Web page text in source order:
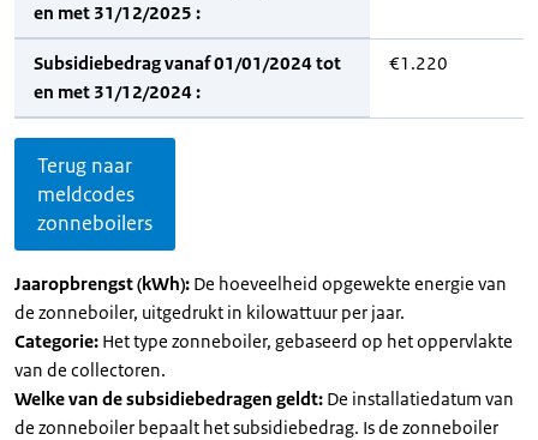
en met 31/12/2025 :
Subsidiebedrag vanaf 01/01/2024 tot
en met 31/12/2024 :
€1.220
Terug naar
meldcodes
zonneboilers
Jaaropbrengst (kWh): De hoeveelheid opgewekte energie van
de zonneboiler, uitgedrukt in kilowattuur per jaar.
Categorie: Het type zonneboiler, gebaseerd op het oppervlakte
van de collectoren.
Welke van de subsidiebedragen geldt: De installatiedatum van
de zonneboiler bepaalt het subsidiebedrag. Is de zonneboiler